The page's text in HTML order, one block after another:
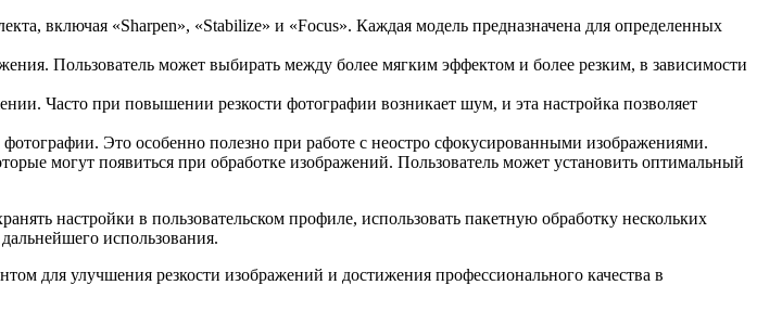
включая «Sharpen», «Stabilize» и «Focus». Каждая модель предназначена для определенных
Пользователь может выбирать между более мягким эффектом и более резким, в зависимости
Часто при повышении резкости фотографии возникает шум, и эта настройка позволяет
Это особенно полезно при работе с неостро сфокусированными изображениями.
могут появиться при обработке изображений. Пользователь может установить оптимальный
настройки в пользовательском профиле, использовать пакетную обработку нескольких
использования.
для улучшения резкости изображений и достижения профессионального качества в